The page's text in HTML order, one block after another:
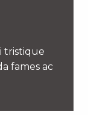
tristique
fames ac